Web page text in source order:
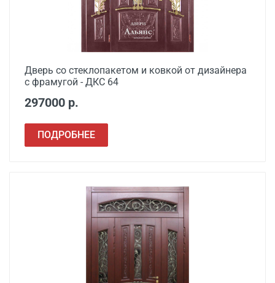
Демонтаж старой
металлической двери
от 1000
Заделка швов
от 650
Расширение проема
Дверь со стеклопакетом и ковкой от дизайнера
с фрамугой - ДКС 64
297000 р.
ПОДРОБНЕЕ